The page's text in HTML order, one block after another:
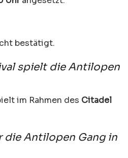
bestätigt.
spielt die Antilopen
im Rahmen des Citadel
die Antilopen Gang in